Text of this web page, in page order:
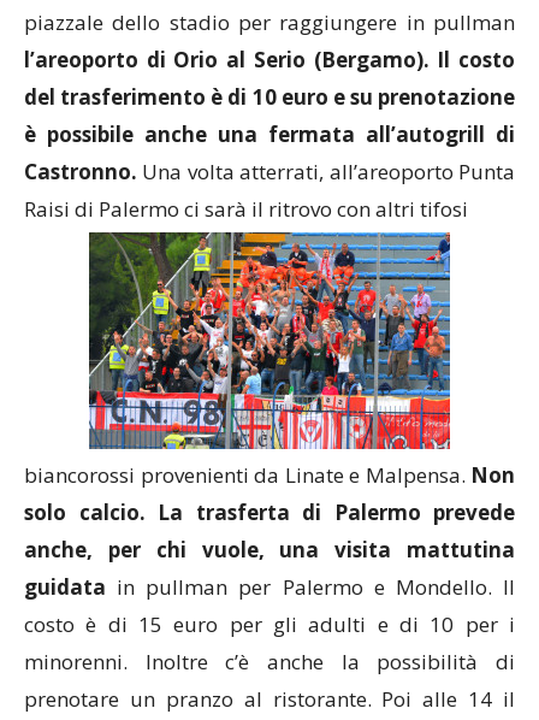
piazzale dello stadio per raggiungere in pullman
l’areoporto di Orio al Serio (Bergamo). Il costo
del trasferimento è di 10 euro e su prenotazione
è possibile anche una fermata all’autogrill di
Castronno. Una volta atterrati, all’areoporto Punta
Raisi di Palermo ci sarà il ritrovo con altri tifosi
biancorossi provenienti da Linate e Malpensa. Non
solo calcio. La trasferta di Palermo prevede
anche, per chi vuole, una visita mattutina
guidata in pullman per Palermo e Mondello. Il
costo è di 15 euro per gli adulti e di 10 per i
minorenni. Inoltre c’è anche la possibilità di
prenotare un pranzo al ristorante. Poi alle 14 il